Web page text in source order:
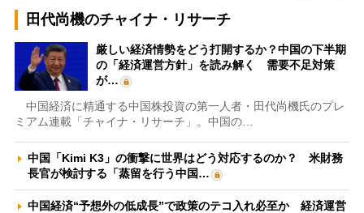
田代尚機のチャイナ・リサーチ
厳しい経済情勢をどう打開するか？中国の下半期
の「経済運営方針」を読み解く 需要不足対策
が…
中国経済に精通する中国株投資の第一人者・田代尚機氏のプレ
ミアム連載「チャイナ・リサーチ」。中国の…
中国「Kimi K3」の衝撃に世界はどう対応するのか？ 米財務
長官が検討する「蒸留を行う中国…
中国経済“予想外の低成長”で政策のテコ入れ必至か 経済運営